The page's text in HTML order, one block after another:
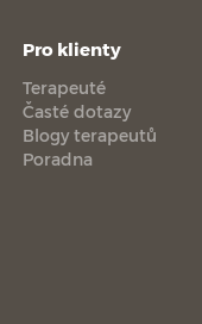
Pro klienty
Terapeuté
Časté dotazy
Blogy terapeutů
Poradna